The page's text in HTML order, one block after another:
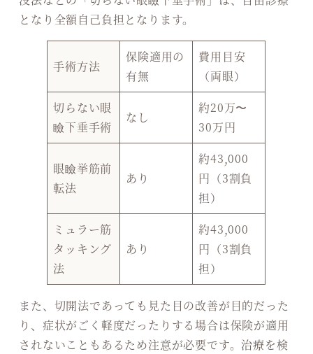
となり全額自己負担となります。
手術方法
保険適用の
有無
費用目安
（両眼）
切らない眼
瞼下垂手術
なし
約20万〜
30万円
眼瞼挙筋前
転法
あり
約43,000
円（3割負
担）
ミュラー筋
タッキング
法
あり
約43,000
円（3割負
担）
また、切開法であっても見た目の改善が目的だった
り、症状がごく軽度だったりする場合は保険が適用
されないこともあるため注意が必要です。治療を検